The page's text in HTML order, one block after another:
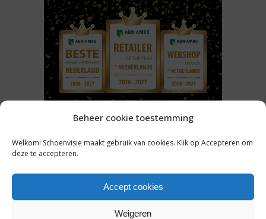
Beheer cookie toestemming
Welkom! Schoenvisie maakt gebruik van cookies. Klik op Accepteren om
deze te accepteren.
Accept cookies
Weigeren
GENOMINEERDEN ABN AMRO
2027 BEKEND: WIE PAKT DE
MODE- EN
SCHOENENPRIJZEN?